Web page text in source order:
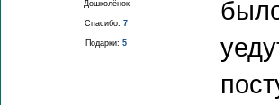
Дошколёнок
Спасибо: 7
Подарки: 5